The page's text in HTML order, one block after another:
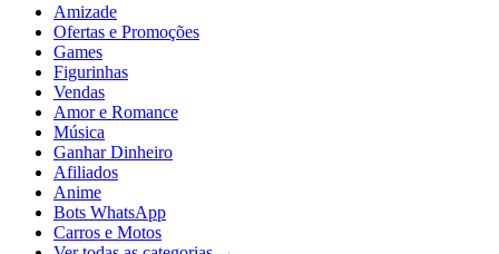
Amizade
Ofertas e Promoções
Games
Figurinhas
Vendas
Amor e Romance
Música
Ganhar Dinheiro
Afiliados
Anime
Bots WhatsApp
Carros e Motos